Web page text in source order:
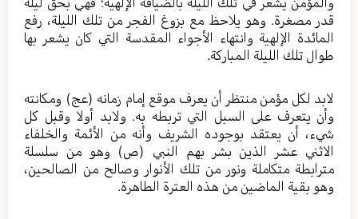
قدر مصغرة. وهو يلاحظ مع بزوغ الفجر من تلك الليلة، رفع
المائدة الإلهية وانتهاء الأجواء المقدسة التي كان يشعر بها
طوال تلك الليلة المباركة.
لابد لكل مؤمن منتظر أن يعرف موقع إمام زمانه (عج) ومكانته
وأن يتعرف على السبل التي تربطه به. ولابد أولا وقبل كل
شيء، أن يعتقد بوجوده الشريف وأنه من الأئمة والخلفاء
الاثني عشر الذين بشر بهم النبي (ص) وهو من سلسلة
مترابطة متكاملة ونور من تلك الأنوار وصالح من الصالحين،
وهو بقية الماضين من هذه العترة الطاهرة.